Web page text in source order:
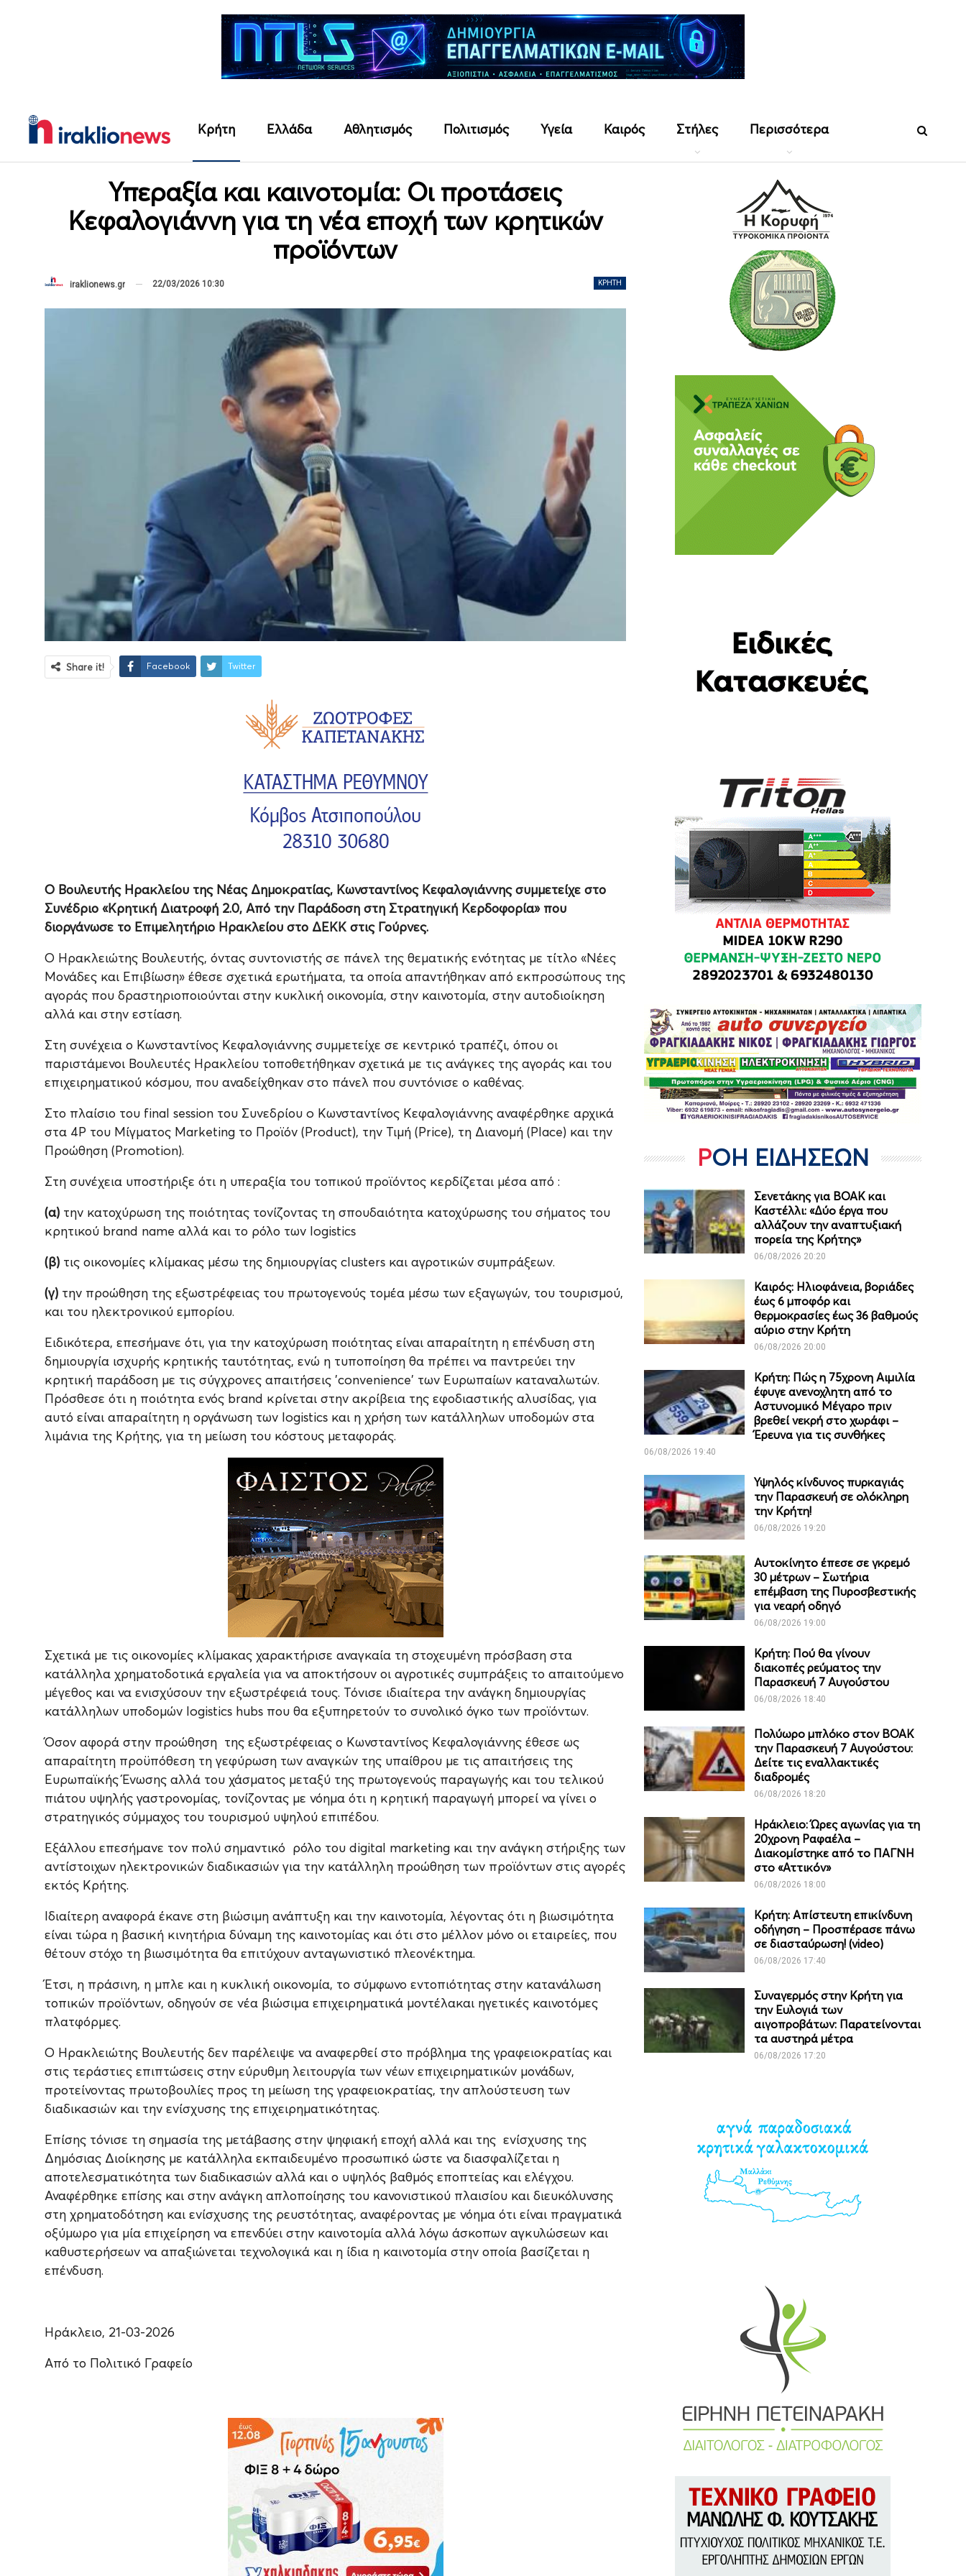
Κρήτη Ελλάδα Αθλητισμός Πολιτισμός Υγεία Καιρός Στήλες Περισσότερα
Υπεραξία και καινοτομία: Οι προτάσεις
Κεφαλογιάννη για τη νέα εποχή των κρητικών
προϊόντων
ΚΡΉΤΗ
iraklionews.gr 22/03/2026 10:30
Share it! Facebook Twitter
Ο Βουλευτής Ηρακλείου της Νέας Δημοκρατίας, Κωνσταντίνος Κεφαλογιάννης συμμετείχε στο
Συνέδριο «Κρητική Διατροφή 2.0, Από την Παράδοση στη Στρατηγική Κερδοφορία» που
διοργάνωσε το Επιμελητήριο Ηρακλείου στο ΔΕΚΚ στις Γούρνες.
Ο Ηρακλειώτης Βουλευτής, όντας συντονιστής σε πάνελ της θεματικής ενότητας με τίτλο «Νέες
Μονάδες και Επιβίωση» έθεσε σχετικά ερωτήματα, τα οποία απαντήθηκαν από εκπροσώπους της
αγοράς που δραστηριοποιούνται στην κυκλική οικονομία, στην καινοτομία, στην αυτοδιοίκηση
αλλά και στην εστίαση.
Στη συνέχεια ο Κωνσταντίνος Κεφαλογιάννης συμμετείχε σε κεντρικό τραπέζι, όπου οι
παριστάμενοι Βουλευτές Ηρακλείου τοποθετήθηκαν σχετικά με τις ανάγκες της αγοράς και του
επιχειρηματικού κόσμου, που αναδείχθηκαν στο πάνελ που συντόνισε ο καθένας.
Στο πλαίσιο του final session του Συνεδρίου o Κωνσταντίνος Κεφαλογιάννης αναφέρθηκε αρχικά
στα 4P του Μίγματος Marketing το Προϊόν (Product), την Τιμή (Price), τη Διανομή (Place) και την
Προώθηση (Promotion).
Στη συνέχεια υποστήριξε ότι η υπεραξία του τοπικού προϊόντος κερδίζεται μέσα από :
(α) την κατοχύρωση της ποιότητας τονίζοντας τη σπουδαιότητα κατοχύρωσης του σήματος του
κρητικού brand name αλλά και το ρόλο των logistics
(β) τις οικονομίες κλίμακας μέσω της δημιουργίας clusters και αγροτικών συμπράξεων.
(γ) την προώθηση της εξωστρέφειας του πρωτογενούς τομέα μέσω των εξαγωγών, του τουρισμού,
και του ηλεκτρονικού εμπορίου.
Ειδικότερα, επεσήμανε ότι, για την κατοχύρωση ποιότητας είναι απαραίτητη η επένδυση στη
δημιουργία ισχυρής κρητικής ταυτότητας, ενώ η τυποποίηση θα πρέπει να παντρεύει την
κρητική παράδοση με τις σύγχρονες απαιτήσεις 'convenience' των Ευρωπαίων καταναλωτών.
Πρόσθεσε ότι η ποιότητα ενός brand κρίνεται στην ακρίβεια της εφοδιαστικής αλυσίδας, για
αυτό είναι απαραίτητη η οργάνωση των logistics και η χρήση των κατάλληλων υποδομών στα
λιμάνια της Κρήτης, για τη μείωση του κόστους μεταφοράς.
Σχετικά με τις οικονομίες κλίμακας χαρακτήρισε αναγκαία τη στοχευμένη πρόσβαση στα
κατάλληλα χρηματοδοτικά εργαλεία για να αποκτήσουν οι αγροτικές συμπράξεις το απαιτούμενο
μέγεθος και να ενισχύσουν την εξωστρέφειά τους. Τόνισε ιδιαίτερα την ανάγκη δημιουργίας
κατάλληλων υποδομών logistics hubs που θα εξυπηρετούν το συνολικό όγκο των προϊόντων.
Όσον αφορά στην προώθηση της εξωστρέφειας ο Κωνσταντίνος Κεφαλογιάννης έθεσε ως
απαραίτητη προϋπόθεση τη γεφύρωση των αναγκών της υπαίθρου με τις απαιτήσεις της
Ευρωπαϊκής Ένωσης αλλά του χάσματος μεταξύ της πρωτογενούς παραγωγής και του τελικού
πιάτου υψηλής γαστρονομίας, τονίζοντας με νόημα ότι η κρητική παραγωγή μπορεί να γίνει ο
στρατηγικός σύμμαχος του τουρισμού υψηλού επιπέδου.
Εξάλλου επεσήμανε τον πολύ σημαντικό ρόλο του digital marketing και την ανάγκη στήριξης των
αντίστοιχων ηλεκτρονικών διαδικασιών για την κατάλληλη προώθηση των προϊόντων στις αγορές
εκτός Κρήτης.
Ιδιαίτερη αναφορά έκανε στη βιώσιμη ανάπτυξη και την καινοτομία, λέγοντας ότι η βιωσιμότητα
είναι τώρα η βασική κινητήρια δύναμη της καινοτομίας και ότι στο μέλλον μόνο οι εταιρείες, που
θέτουν στόχο τη βιωσιμότητα θα επιτύχουν ανταγωνιστικό πλεονέκτημα.
Έτσι, η πράσινη, η μπλε και η κυκλική οικονομία, το σύμφωνο εντοπιότητας στην κατανάλωση
τοπικών προϊόντων, οδηγούν σε νέα βιώσιμα επιχειρηματικά μοντέλακαι ηγετικές καινοτόμες
πλατφόρμες.
Ο Ηρακλειώτης Βουλευτής δεν παρέλειψε να αναφερθεί στο πρόβλημα της γραφειοκρατίας και
στις τεράστιες επιπτώσεις στην εύρυθμη λειτουργία των νέων επιχειρηματικών μονάδων,
προτείνοντας πρωτοβουλίες προς τη μείωση της γραφειοκρατίας, την απλούστευση των
διαδικασιών και την ενίσχυσης της επιχειρηματικότητας.
Επίσης τόνισε τη σημασία της μετάβασης στην ψηφιακή εποχή αλλά και της ενίσχυσης της
Δημόσιας Διοίκησης με κατάλληλα εκπαιδευμένο προσωπικό ώστε να διασφαλίζεται η
αποτελεσματικότητα των διαδικασιών αλλά και ο υψηλός βαθμός εποπτείας και ελέγχου.
Αναφέρθηκε επίσης και στην ανάγκη απλοποίησης του κανονιστικού πλαισίου και διευκόλυνσης
στη χρηματοδότηση και ενίσχυσης της ρευστότητας, αναφέροντας με νόημα ότι είναι πραγματικά
οξύμωρο για μία επιχείρηση να επενδύει στην καινοτομία αλλά λόγω άσκοπων αγκυλώσεων και
καθυστερήσεων να απαξιώνεται τεχνολογικά και η ίδια η καινοτομία στην οποία βασίζεται η
επένδυση.
Ηράκλειο, 21-03-2026
Από το Πολιτικό Γραφείο
ΡΟΗ ΕΙΔΗΣΕΩΝ
Σενετάκης για ΒΟΑΚ και
Καστέλλι: «Δύο έργα που
αλλάζουν την αναπτυξιακή
πορεία της Κρήτης»
06/08/2026 20:20
Καιρός: Ηλιοφάνεια, βοριάδες
έως 6 μποφόρ και
θερμοκρασίες έως 36 βαθμούς
αύριο στην Κρήτη
06/08/2026 20:00
Κρήτη: Πώς η 75χρονη Αιμιλία
έφυγε ανενοχλητη από το
Αστυνομικό Μέγαρο πριν
βρεθεί νεκρή στο χωράφι –
Έρευνα για τις συνθήκες
06/08/2026 19:40
Υψηλός κίνδυνος πυρκαγιάς
την Παρασκευή σε ολόκληρη
την Κρήτη!
06/08/2026 19:20
Αυτοκίνητο έπεσε σε γκρεμό
30 μέτρων – Σωτήρια
επέμβαση της Πυροσβεστικής
για νεαρή οδηγό
06/08/2026 19:00
Κρήτη: Πού θα γίνουν
διακοπές ρεύματος την
Παρασκευή 7 Αυγούστου
06/08/2026 18:40
Πολύωρο μπλόκο στον ΒΟΑΚ
την Παρασκευή 7 Αυγούστου:
Δείτε τις εναλλακτικές
διαδρομές
06/08/2026 18:20
Ηράκλειο: Ώρες αγωνίας για τη
20χρονη Ραφαέλα –
Διακομίστηκε από το ΠΑΓΝΗ
στο «Αττικόν»
06/08/2026 18:00
Κρήτη: Απίστευτη επικίνδυνη
οδήγηση – Προσπέρασε πάνω
σε διασταύρωση! (video)
06/08/2026 17:40
Συναγερμός στην Κρήτη για
την Ευλογιά των
αιγοπροβάτων: Παρατείνονται
τα αυστηρά μέτρα
06/08/2026 17:20